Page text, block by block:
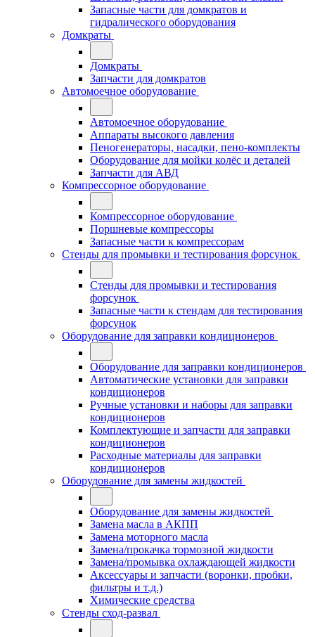
Запасные части для домкратов и
гидралического оборудования
Домкраты
Домкраты
Запчасти для домкратов
Автомоечное оборудование
Автомоечное оборудование
Аппараты высокого давления
Пеногенераторы, насадки, пено-комплекты
Оборудование для мойки колёс и деталей
Запчасти для АВД
Компрессорное оборудование
Компрессорное оборудование
Поршневые компрессоры
Запасные части к компрессорам
Стенды для промывки и тестирования форсунок
Стенды для промывки и тестирования
форсунок
Запасные части к стендам для тестирования
форсунок
Оборудование для заправки кондиционеров
Оборудование для заправки кондиционеров
Автоматические установки для заправки
кондиционеров
Ручные установки и наборы для заправки
кондиционеров
Комплектующие и запчасти для заправки
кондиционеров
Расходные материалы для заправки
кондиционеров
Оборудование для замены жидкостей
Оборудование для замены жидкостей
Замена масла в АКПП
Замена моторного масла
Замена/прокачка тормозной жидкости
Замена/промывка охлаждающей жидкости
Аксессуары и запчасти (воронки, пробки,
фильтры и т.д.)
Химические средства
Стенды сход-развал